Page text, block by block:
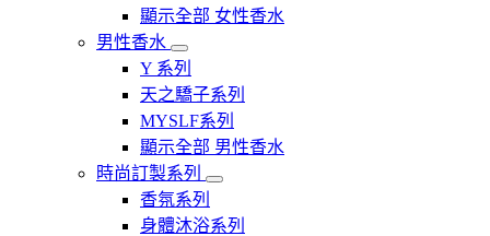
顯示全部 女性香水
男性香水
Y 系列
天之驕子系列
MYSLF系列
顯示全部 男性香水
時尚訂製系列
香氛系列
身體沐浴系列